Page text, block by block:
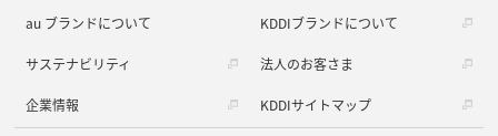
au ブランドについて KDDIブランドについて
サステナビリティ 法人のお客さま
企業情報 KDDIサイトマップ